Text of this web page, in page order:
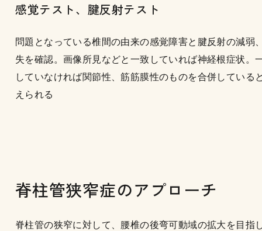
感覚テスト、腱反射テスト
問題となっている椎間の由来の感覚障害と腱反射の減弱
失を確認。画像所見などと一致していれば神経根症状。
していなければ関節性、筋筋膜性のものを合併している
えられる
脊柱管狭窄症のアプローチ
脊柱管の狭窄に対して、腰椎の後弯可動域の拡大を目指